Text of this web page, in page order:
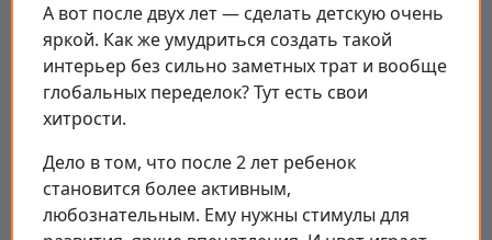
А вот после двух лет — сделать детскую очень
яркой. Как же умудриться создать такой
интерьер без сильно заметных трат и вообще
глобальных переделок? Тут есть свои
хитрости.
Дело в том, что после 2 лет ребенок
становится более активным,
любознательным. Ему нужны стимулы для